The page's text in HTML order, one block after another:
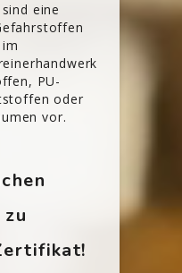
eine
PU-
oder
vor.